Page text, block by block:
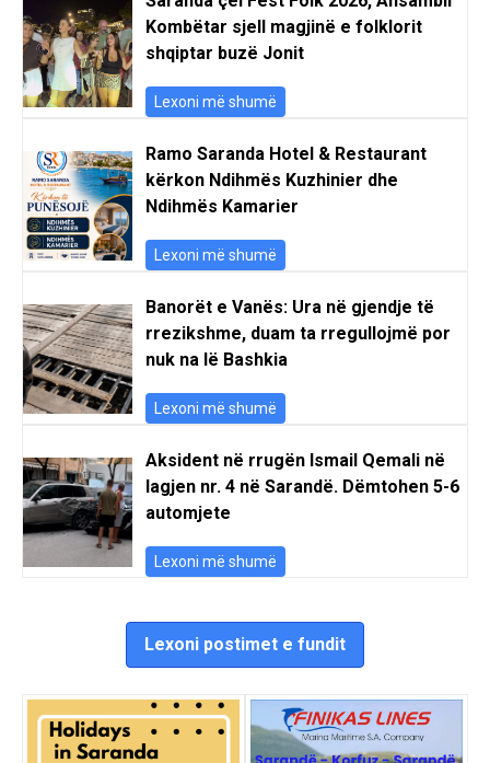
Kombëtar sjell magjinë e folklorit
shqiptar buzë Jonit
Lexoni më shumë
Ramo Saranda Hotel & Restaurant
kërkon Ndihmës Kuzhinier dhe
Ndihmës Kamarier
Lexoni më shumë
Banorët e Vanës: Ura në gjendje të
rrezikshme, duam ta rregullojmë por
nuk na lë Bashkia
Lexoni më shumë
Aksident në rrugën Ismail Qemali në
lagjen nr. 4 në Sarandë. Dëmtohen 5-6
automjete
Lexoni më shumë
Lexoni postimet e fundit